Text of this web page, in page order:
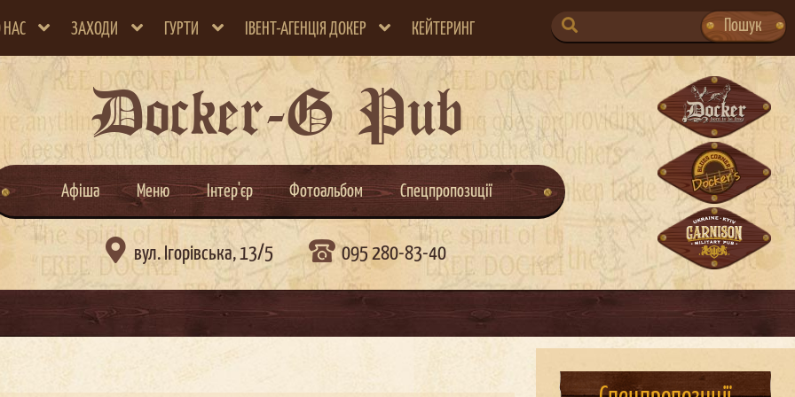
НАС ЗАХОДИ ГУРТИ ІВЕНТ-АГЕНЦІЯ ДОКЕР КЕЙТЕРИНГ
SEARCH
FOR:
Пошук
Docker-G Pub
Афіша Меню Інтер'єр Фотоальбом Спецпропозиції
 вул. Ігорівська, 13/5 095 280-83-40